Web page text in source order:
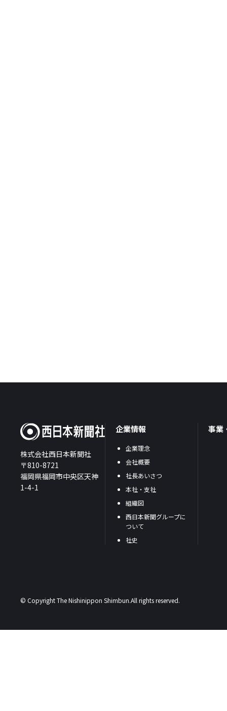
株式会社西日本新聞社
〒810-8721
福岡県福岡市中央区天神
1-4-1
企業情報
企業理念
会社概要
社長あいさつ
本社・支社
組織図
西日本新聞グループに
ついて
社史
事業
© Copyright The Nishinippon Shimbun.All rights reserved.